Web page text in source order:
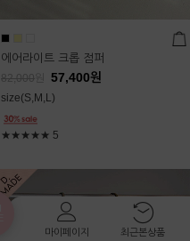
에어라이트 크롭 점퍼
82,000 57,400원
size(S,M,L)
★★★★★ 5
마이페이지
최근본상품